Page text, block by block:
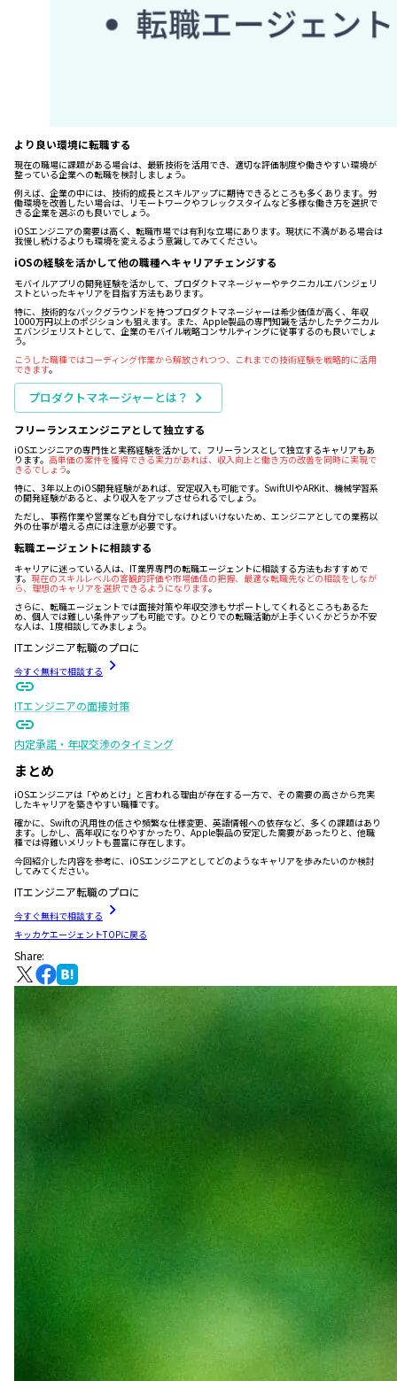
より良い環境に転職する
現在の職場に課題がある場合は、最新技術を活用でき、適切な評価制度や働きやすい環境が
整っている企業への転職を検討しましょう。
例えば、企業の中には、技術的成長とスキルアップに期待できるところも多くあります。労
働環境を改善したい場合は、リモートワークやフレックスタイムなど多様な働き方を選択で
きる企業を選ぶのも良いでしょう。
iOSエンジニアの需要は高く、転職市場では有利な立場にあります。現状に不満がある場合は
我慢し続けるよりも環境を変えるよう意識してみてください。
iOSの経験を活かして他の職種へキャリアチェンジする
モバイルアプリの開発経験を活かして、プロダクトマネージャーやテクニカルエバンジェリ
ストといったキャリアを目指す方法もあります。
特に、技術的なバックグラウンドを持つプロダクトマネージャーは希少価値が高く、年収
1000万円以上のポジションも狙えます。また、Apple製品の専門知識を活かしたテクニカル
エバンジェリストとして、企業のモバイル戦略コンサルティングに従事するのも良いでしょ
う。
こうした職種ではコーディング作業から解放されつつ、これまでの技術経験を戦略的に活用
できます。
プロダクトマネージャーとは？
フリーランスエンジニアとして独立する
iOSエンジニアの専門性と実務経験を活かして、フリーランスとして独立するキャリアもあ
ります。 高単価の案件を獲得できる実力があれば、収入向上と働き方の改善を同時に実現で
きるでしょう。
特に、3年以上のiOS開発経験があれば、安定収入も可能です。SwiftUIやARKit、機械学習系
の開発経験があると、より収入をアップさせられるでしょう。
ただし、事務作業や営業なども自分でしなければいけないため、エンジニアとしての業務以
外の仕事が増える点には注意が必要です。
転職エージェントに相談する
キャリアに迷っている人は、IT業界専門の転職エージェントに相談する方法もおすすめで
す。 現在のスキルレベルの客観的評価や市場価値の把握、最適な転職先などの相談をしなが
ら、理想のキャリアを選択できるようになります。
さらに、転職エージェントでは面接対策や年収交渉もサポートしてくれるところもあるた
め、個人では難しい条件アップも可能です。ひとりでの転職活動が上手くいくかどうか不安
な人は、1度相談してみましょう。
ITエンジニア転職のプロに
今すぐ無料で相談する
ITエンジニアの面接対策
内定承諾・年収交渉のタイミング
まとめ
iOSエンジニアは「やめとけ」と言われる理由が存在する一方で、その需要の高さから充実
したキャリアを築きやすい職種です。
確かに、Swiftの汎用性の低さや頻繁な仕様変更、英語情報への依存など、多くの課題はあり
ます。しかし、高年収になりやすかったり、Apple製品の安定した需要があったりと、他職
種では得難いメリットも豊富に存在します。
今回紹介した内容を参考に、iOSエンジニアとしてどのようなキャリアを歩みたいのか検討
してみてください。
ITエンジニア転職のプロに
今すぐ無料で相談する
キッカケエージェントTOPに戻る
Share: